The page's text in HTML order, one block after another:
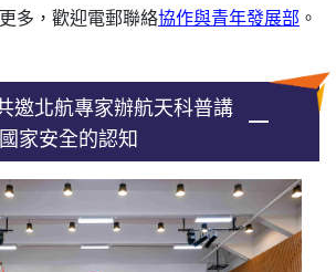
多，歡迎電郵聯絡協作與青年發展部 。
邀北航專家辦航天科普講
家安全的認知